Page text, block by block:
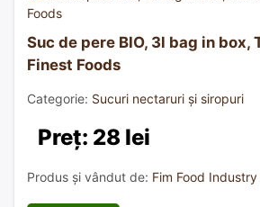
Suc de pere BIO, 3l bag in box,
Finest Foods
Categorie: Sucuri nectaruri și siropuri
Preț: 28 lei
Produs și vândut de: Fim Food